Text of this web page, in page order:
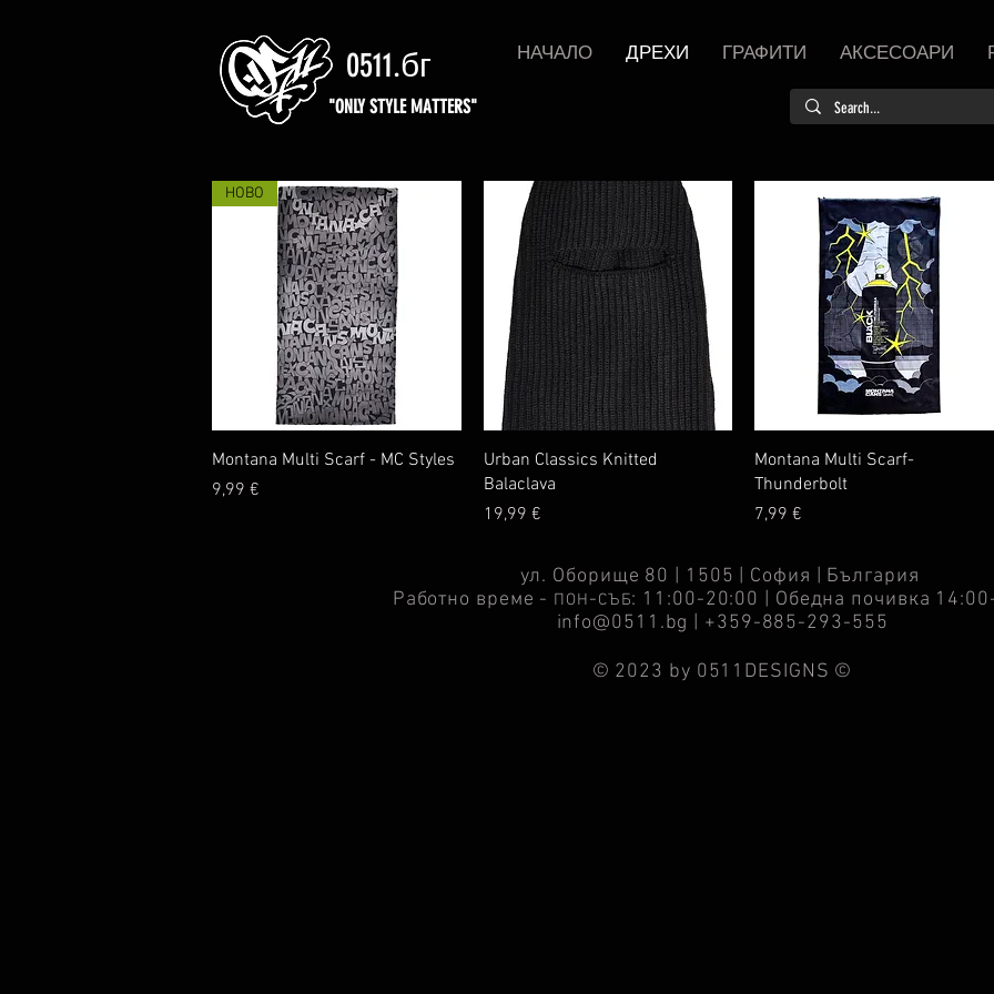
0511.бг НАЧАЛО ДРЕХИ ГРАФИТИ АКСЕСОАРИ
"ONLY STYLE MATTERS"
Бърз преглед
НОВО
Montana Multi Scarf - MC Styles
Цена
9,99 €
Бърз преглед
Urban Classics Knitted
Balaclava
Цена
19,99 €
Бърз преглед
Montana Multi Scarf-
Thunderbolt
Цена
7,99 €
ул. Оборище 80 | 1505 | София | България
Работно време - ПОН-СЪБ: 11:00-20:00 | Обедна почивка
info@0511.bg
| +359-885-293-555
© 2023 by 0511DESIGNS ©